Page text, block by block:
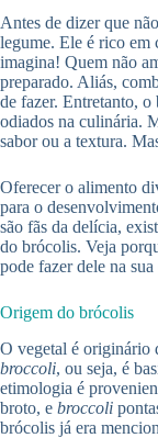
Antes de dizer que
legume. Ele é rico em
imagina! Quem não
preparado. Aliás,
de fazer. Entretanto, o
odiados na culinária.
sabor ou a textura.
Oferecer o alimento
para o
são fãs da delícia,
do brócolis. Veja
pode fazer dele na
Origem do brócolis
O vegetal é originário
broccoli, ou seja, é
etimologia é
broto, e broccoli
brócolis já era